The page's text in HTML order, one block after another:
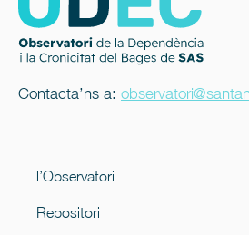
Contacta’ns a:
l’Observatori
Repositori